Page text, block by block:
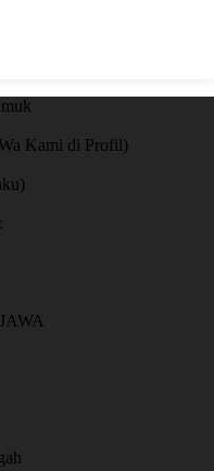
Kami di Profil)